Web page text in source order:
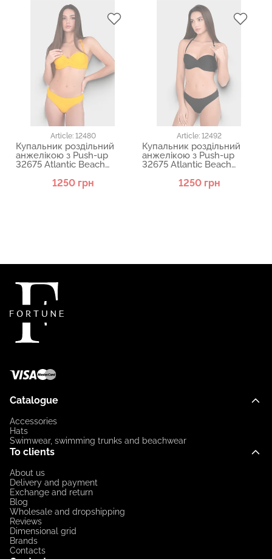
Article: 12480
Купальник роздільний
анжелікою з Push-up
32675 Atlantic Beach
1250 грн
Article: 12492
Купальник роздільний
анжелікою з Push-up
32675 Atlantic Beach
1250 грн
Catalogue
Accessories
Hats
Swimwear, swimming trunks and beachwear
To clients
About us
Delivery and payment
Exchange and return
Blog
Wholesale and dropshipping
Reviews
Dimensional grid
Brands
Contacts